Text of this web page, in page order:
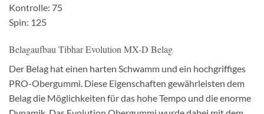
Kontrolle: 75
Spin: 125
Belagaufbau Tibhar Evolution MX-D Belag
Der Belag hat einen harten Schwamm und ein hochgriffiges
PRO-Obergummi. Diese Eigenschaften gewährleisten dem
Belag die Möglichkeiten für das hohe Tempo und die enorme